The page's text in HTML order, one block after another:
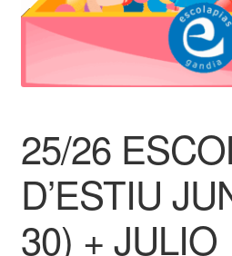
25/26
D’ESTIU
30) + JULIO